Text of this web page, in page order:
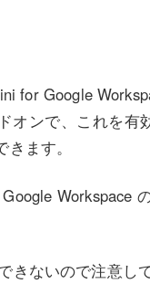
for Google
オンで、これを有
ます。
Workspace
ないので注意し